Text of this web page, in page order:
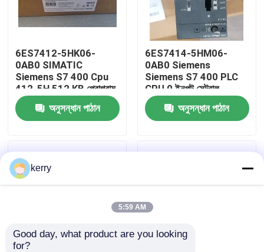
আমাদের সম্পর্কে
কারখানা ভ্রমণ
মান নিয়ন্ত্রণ
ব্লগ
ABB 800xa
6ES7412-5HK06-
0AB0 SIMATIC
Siemens S7 400 Cpu
412-5H 512 KB প্রোগ্রাম
1 MB
অনুসন্ধান পাঠান
6ES7414-5HM06-
0AB0 Siemens
Siemens S7 400 PLC
CPU 0 ইনপুট সেন্ট্রাল
প্রসেসিং ইউনিট
অনুসন্ধান পাঠান
kerry
5:59 AM
Good day, what product are you looking
for?